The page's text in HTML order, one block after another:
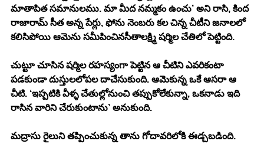
మాతాపిత సమానులము. మా మీద నమ్మకం ఉంచు’ అని రాసి, కింద
రాజారామ్ సీత అన్న పేర్లు, ఫోను నెంబరు కల చిన్న చీటీని జనాలలో
కలిసిపోయి ఆమెను సమీపించినసీతాలక్ష్మి షర్మిల చేతిలో పెట్టింది.
చుట్టూ చూసిన షర్మిల రహస్యంగా పెట్టిన ఆ చీటిని ఎవరికంటా
పడకుండా దుస్తులలోపల దాచేసుకుంది. ఆమెకున్న ఒకే ఆసరా ఆ
చీటి. ‘ఇప్పటికి వీళ్ళ చేతుల్లోనుంచి తప్పుకోలేకున్నా, ఒకనాడు ఇది
రాసిన వారిని చేరుకుంటాను’ అనుకుంది.
మద్రాసు రైలుని తప్పించుకున్న తాను గోదావరిలోకి ఈడ్చబడింది.